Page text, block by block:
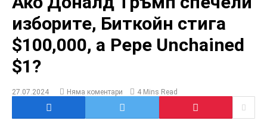
изборите, Биткойн стига
$100,000, а Pepe Unchained
$1?
27.07.2024 Няма коментари 4 Mins Read